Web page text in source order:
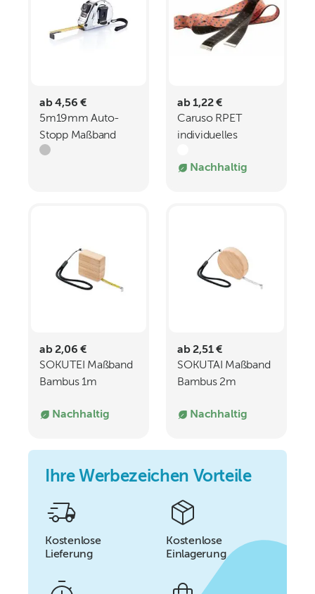
ab 4,56 €
5m19mm Auto-
Stopp Maßband
Ergonomic
ab 1,22 €
Caruso RPET
individuelles
Nachhaltig
ab 2,06 €
SOKUTEI Maßband
Bambus 1m
Nachhaltig
ab 2,51 €
SOKUTAI Maßband
Bambus 2m
Nachhaltig
Ihre Werbezeichen Vorteile
Kostenlose
Lieferung
Kostenlose
Einlagerung